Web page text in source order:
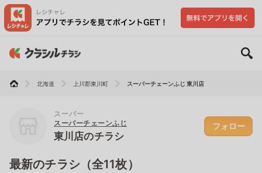
北海道 上川郡東川町 スーパーチェーンふじ 東川店
スーパー
スーパーチェーンふじ
東川店のチラシ
フォロー
最新のチラシ（全11枚）